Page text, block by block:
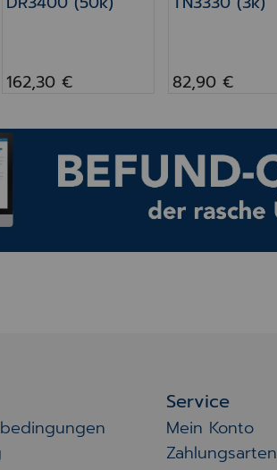
162,30 € 82,90 €
Service
Mein Konto
Zahlungsarten